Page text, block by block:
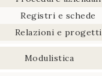
Registri e schede
Relazioni e progetti
Modulistica